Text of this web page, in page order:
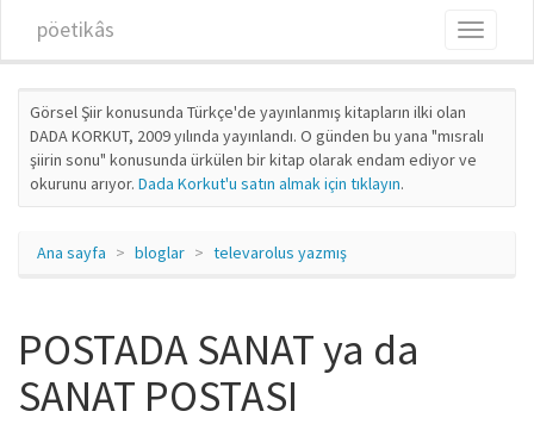
pöetikâs
Toggle
Görsel Şiir konusunda Türkçe'de yayınlanmış kitapların ilki olan
DADA KORKUT, 2009 yılında yayınlandı. O günden bu yana "mısralı
şiirin sonu" konusunda ürkülen bir kitap olarak endam ediyor ve
okurunu arıyor. Dada Korkut'u satın almak için tıklayın.
Ana sayfa bloglar televarolus yazmış
POSTADA SANAT ya da
SANAT POSTASI